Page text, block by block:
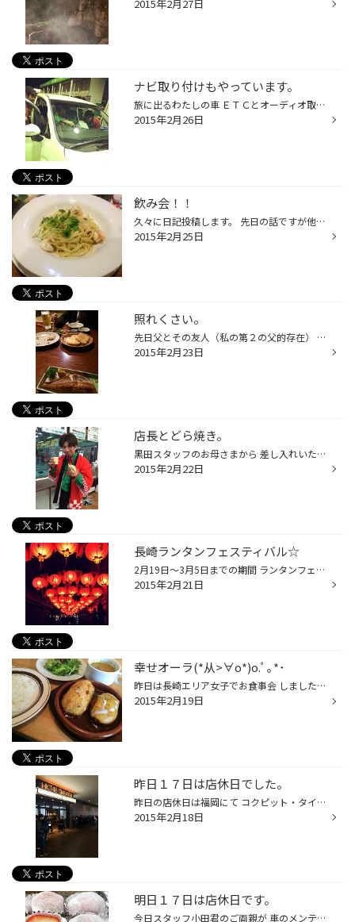
2015年2月27日
ナビ取り付けもやっています。
旅に出るわたしの車 ＥＴＣとオーディオ取付を 店長とスタッフにやってもらいました。 バックカメラの接続の状態を確認すると・・・ あれ？？ 小田ーーー！(笑) ちゃんと映ってますね。 タイヤ館長崎ではナビ、オーディオ、ＥＴＣ の取付もやっていますよ(^^) お気軽にご相談ください(^^)
2015年2月26日
飲み会！！
久々に日記投稿します。 先日の話ですが他店の歓迎会に誘われまして 参加してきました。 他の店舗のスタッフと日頃あまり絡みはないのですが 休日にいっしょに遊んだりすることもしばしばですが 仕事ではないのが現実です。 さて、本題に戻り・・・ 居酒屋であり初めて行きましたが、楽しいひと時で...
2015年2月25日
照れくさい。
先日父とその友人（私の第２の父的存在） とご飯を食べに行きました！ どの料理も大変美味しく 特に私の大好きなほっけ！！！ 最高でした♪ もう家で母ちゃんの料理は食べれんばい！ という程でした(笑)嘘ですが。(^_^;) 私は運転手だったので コーラをジョッキ３杯頂き 大満足でした(*^_^*) お酒も...
2015年2月23日
店長とどら焼き。
黒田スタッフのお母さまから 差し入れいただきました(^ ^) 吉田店長はチョコレートが 大の苦手なのですが、 和菓子は好きなようで 見てください！この笑顔(^ ^) おいしくいただきました ありがとうございます☆
2015年2月22日
長崎ランタンフェスティバル☆
2月19日〜3月5日までの期間 ランタンフェスティバル真っ最中の長崎です。 写真は去年のものですが、年々提灯の数も 増えて、バリエーションも豊かになっています！ 長崎の夜をご満悦くださいませ☆ そんな街中がランタンで盛り上がる中、 タイヤ館長崎店もスタッフがハッピを来て(^ ^) 気分を上げて...
2015年2月21日
幸せオーラ(*从>∀o*)o.ﾟ｡*･
昨日は長崎エリア女子でお食事会 しました。 佐世保店の茜さんがもうすぐ出産が 控えており久しぶりに集まりました。 お腹の赤ちゃんすくすく大きく育って いましたよ。 お腹を触らせていただきました。 なんだか不思議ですよね 自分もこうして生まれてきたんだろうけど ほんとうに神秘的です。 お...
2015年2月19日
昨日１７日は店休日でした。
昨日の店休日は福岡にて コクピット・タイヤ館チェーン総会がありました！ 綾瀬はるかさん、個人的に好きなんで…最高でした♪(笑) 途中空き時間があったのでホークスタウンとその周辺を散策。 マンホールが…＼(◎o◎)／！ 中角スタッフが「エーピンクは？エーピンクは？」 「並んでた？」だの「すごか...
2015年2月18日
明日１７日は店休日です。
今日スタッフ小田君のご両親が 車のメンテナンスでご来店 手土産までいただきました。 滑石にある餅・饅頭の 『金時屋』さんのいちご大福です いちご好きのわたしは、他のスタッフより たくさんいただきました。笑 こちらの大福おいしかったです。 ☆明日は１７日(火)は店休日になっております。 よ...